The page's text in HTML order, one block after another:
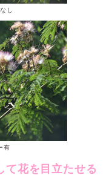
し
有
て花を目立たせる